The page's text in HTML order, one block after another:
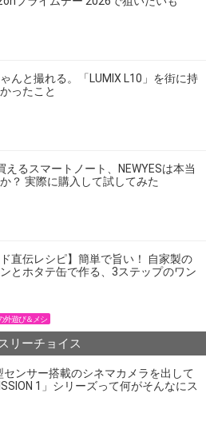
んと撮れる。「LUMIX L10」を街に持
ったこと
えるスマートノート、NEWYESは本当
？ 実際に購入して試してみた
ド直伝レシピ】簡単で旨い！ 自家製の
とホタテ缶で作る、3ステップのワン
外遊び＆メシ
リーチョイス
センサー搭載のシネマカメラを出して
1」シリーズって何がそんなにス